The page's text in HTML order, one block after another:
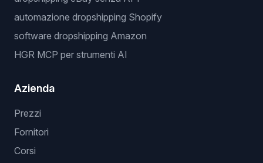
automazione dropshipping Shopify
software dropshipping Amazon
HGR MCP per strumenti AI
Azienda
Prezzi
Fornitori
Corsi